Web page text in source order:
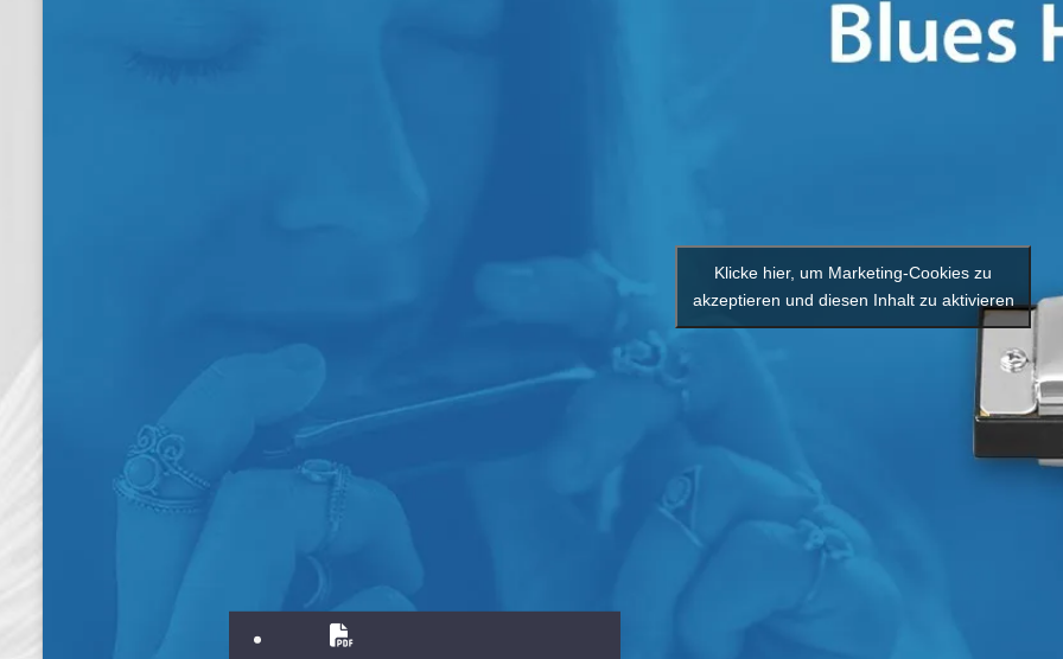
Klicke hier, um Marketing-Cookies zu
akzeptieren und diesen Inhalt zu aktivieren